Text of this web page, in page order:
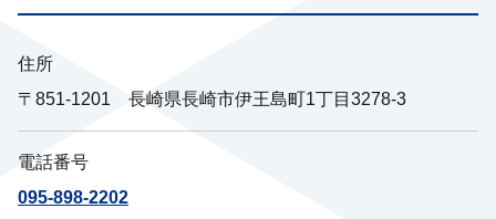
住所
〒851-1201 長崎県長崎市伊王島町1丁目3278-3
電話番号
095-898-2202